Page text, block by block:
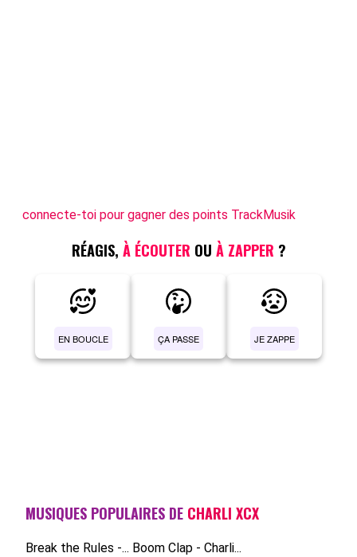
connecte-toi pour gagner des points TrackMusik
RÉAGIS, À ÉCOUTER OU À ZAPPER ?
EN BOUCLE ÇA PASSE JE ZAPPE
MUSIQUES POPULAIRES DE CHARLI XCX
Break the Rules -... Boom Clap - Charli...